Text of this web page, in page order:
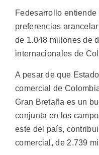
Fedesarrollo
preferencias
de 1.048 millones de
internacionales de
A pesar de que
comercial de
Gran Bretaña es un
conjunta en los
este del país,
comercial, de 2.739